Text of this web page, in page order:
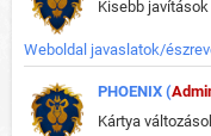
Kisebb
Weboldal javaslatok/
PHOENIX (